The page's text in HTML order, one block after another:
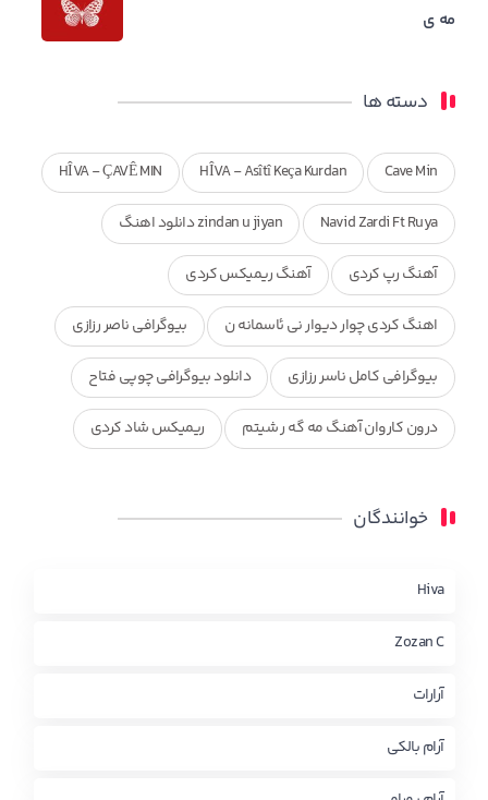
مه ی
دسته ها
Cave Min
HÎVA - Asîtî Keça Kurdan
HÎVA - ÇAVÊ MIN
Navid Zardi Ft Ruya zindan u jiyan دانلود اهنگ
آهنگ رپ کردی آهنگ ریمیکس کردی
اهنگ کردی چوار دیوار نی ئاسمانه ن بیوگرافی ناصر رزازی
بیوگرافی کامل ناسر رزازی دانلود بیوگرافی چوپی فتاح
درون کاروان آهنگ مه گه ر شیتم ریمیکس شاد کردی
محمد جزا
چاو من
خوانندگان
Hiva
Zozan C
آرارات
آرام بالکی